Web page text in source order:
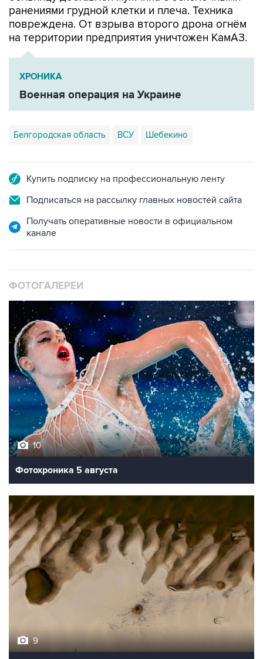
ранениями грудной клетки и плеча. Техника
повреждена. От взрыва второго дрона огнём
на территории предприятия уничтожен КамАЗ.
ХРОНИКА
Военная операция на Украине
Белгородская область ВСУ Шебекино
Купить подписку на профессиональную ленту
Подписаться на рассылку главных новостей сайта
Получать оперативные новости в официальном
канале
ФОТОГАЛЕРЕИ
10
Фотохроника 5 августа
9